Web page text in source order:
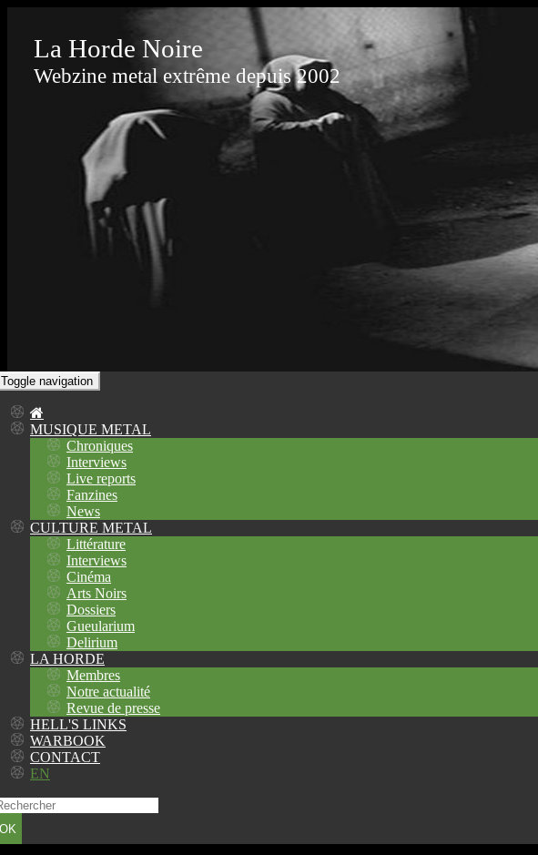
La Horde Noire
Webzine metal extrême depuis 2002
Toggle navigation
MUSIQUE METAL
Chroniques
Interviews
Live reports
Fanzines
News
CULTURE METAL
Littérature
Interviews
Cinéma
Arts Noirs
Dossiers
Gueularium
Delirium
LA HORDE
Membres
Notre actualité
Revue de presse
HELL'S LINKS
WARBOOK
CONTACT
EN
OK